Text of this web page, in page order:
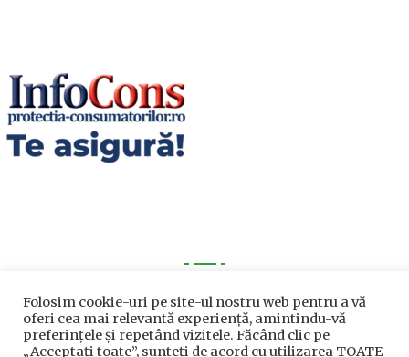
Utile
Folosim cookie-uri pe site-ul nostru web pentru a vă
oferi cea mai relevantă experiență, amintindu-vă
preferințele și repetând vizitele. Făcând clic pe
„Acceptați toate”, sunteți de acord cu utilizarea TOATE